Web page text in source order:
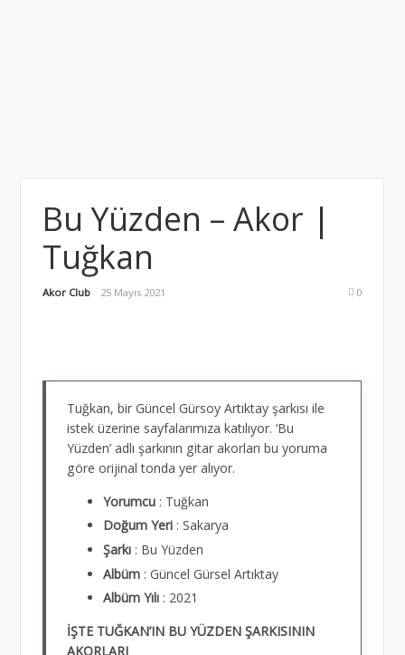
Bu Yüzden – Akor |
Tuğkan
Akor Club 25 Mayıs 2021 0
Tuğkan, bir Güncel Gürsoy Artıktay şarkısı ile
istek üzerine sayfalarımıza katılıyor. ‘Bu
Yüzden’ adlı şarkının gitar akorları bu yoruma
göre orijinal tonda yer alıyor.
Yorumcu : Tuğkan
Doğum Yeri : Sakarya
Şarkı : Bu Yüzden
Albüm : Güncel Gürsel Artıktay
Albüm Yılı : 2021
İŞTE TUĞKAN’IN BU YÜZDEN ŞARKISININ
AKORLARI